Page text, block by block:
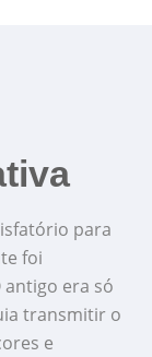
para
foi
era só
transmitir o
e